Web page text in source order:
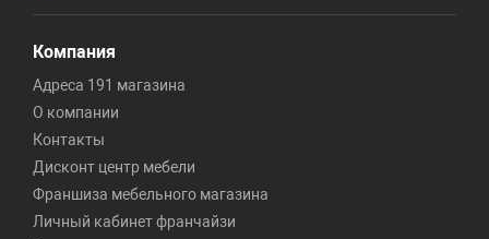
Компания
Адреса 191 магазина
О компании
Контакты
Дисконт центр мебели
Франшиза мебельного магазина
Личный кабинет франчайзи